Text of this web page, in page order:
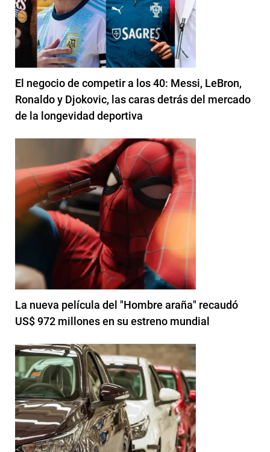
El negocio de competir a los 40: Messi, LeBron,
Ronaldo y Djokovic, las caras detrás del mercado
de la longevidad deportiva
La nueva película del "Hombre araña" recaudó
US$ 972 millones en su estreno mundial